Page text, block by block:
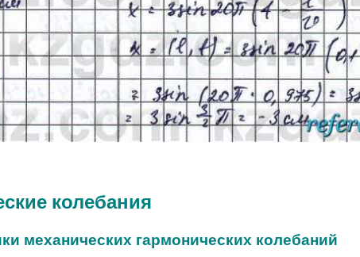
колебания
механических гармонических колебаний